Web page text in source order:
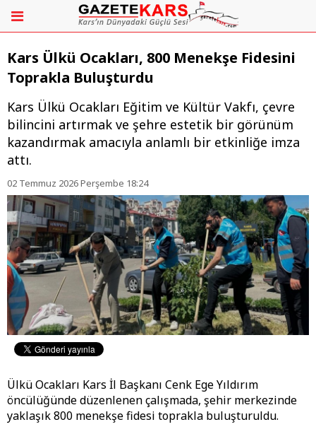
Kars Ülkü Ocakları, 800 Menekşe Fidesini
Toprakla Buluşturdu
Kars Ülkü Ocakları Eğitim ve Kültür Vakfı, çevre
bilincini artırmak ve şehre estetik bir görünüm
kazandırmak amacıyla anlamlı bir etkinliğe imza
attı.
02 Temmuz 2026 Perşembe 18:24
Ülkü Ocakları Kars İl Başkanı Cenk Ege Yıldırım
öncülüğünde düzenlenen çalışmada, şehir merkezinde
yaklaşık 800 menekşe fidesi toprakla buluşturuldu.